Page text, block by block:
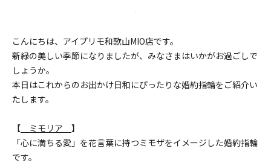
こんにちは、アイプリモ和歌山MIO店です。
新緑の美しい季節になりましたが、みなさまはいかがお過ごしで
しょうか。
本日はこれからのお出かけ日和にぴったりな婚約指輪をご紹介い
たします。
【 ミモリア 】
「心に満ちる愛」を花言葉に持つミモザをイメージした婚約指輪
です。